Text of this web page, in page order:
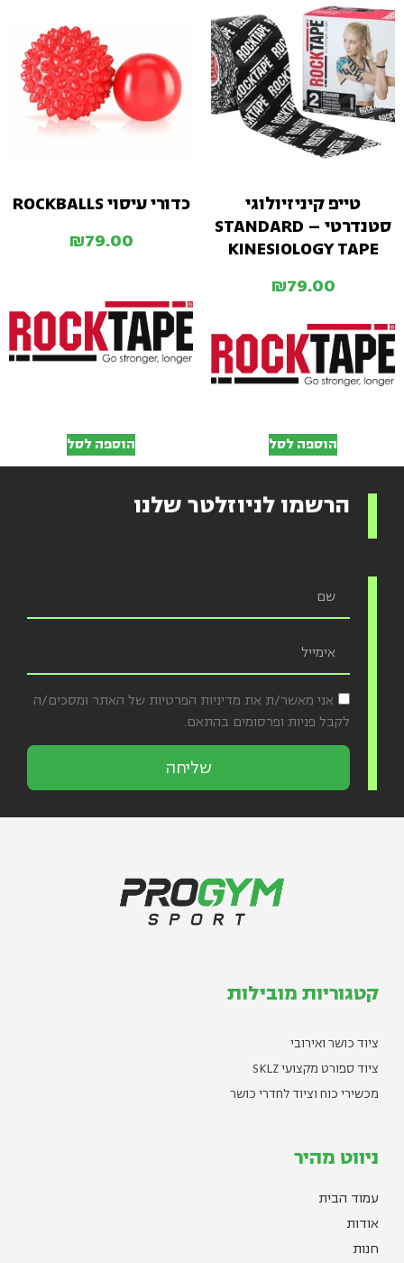
טייפ קיניזיולוגי
סטנדרטי – STANDARD
KINESIOLOGY TAPE
₪79.00
הוספה לסל
כדורי עיסוי ROCKBALLS
₪79.00
הוספה לסל
הרשמו לניוזלטר שלנו
אני מאשר/ת את מדיניות הפרטיות של האתר ומסכים/ה
לקבל פניות ופרסומים בהתאם.
שליחה
קטגוריות מובילות
ציוד כושר ואירובי
ציוד ספורט מקצועי SKLZ
מכשירי כוח וציוד לחדרי כושר
ניווט מהיר
עמוד הבית
אודות
חנות